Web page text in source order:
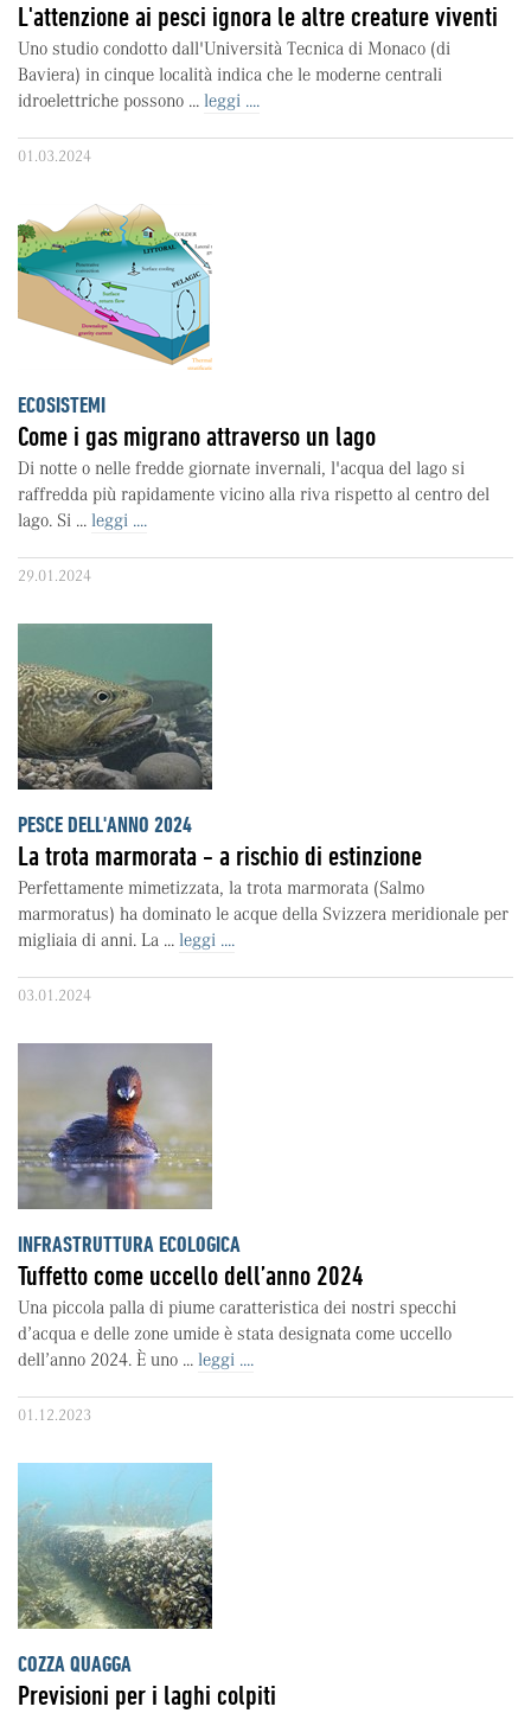
L'attenzione ai pesci ignora le altre creature viventi
Uno studio condotto dall'Università Tecnica di Monaco (di
Baviera) in cinque località indica che le moderne centrali
idroelettriche possono ... leggi ....
01.03.2024
ECOSISTEMI
Come i gas migrano attraverso un lago
Di notte o nelle fredde giornate invernali, l'acqua del lago si
raffredda più rapidamente vicino alla riva rispetto al centro del
lago. Si ... leggi ....
29.01.2024
PESCE DELL'ANNO 2024
La trota marmorata - a rischio di estinzione
Perfettamente mimetizzata, la trota marmorata (Salmo
marmoratus) ha dominato le acque della Svizzera meridionale per
migliaia di anni. La ... leggi ....
03.01.2024
INFRASTRUTTURA ECOLOGICA
Tuffetto come uccello dell’anno 2024
Una piccola palla di piume caratteristica dei nostri specchi
d’acqua e delle zone umide è stata designata come uccello
dell’anno 2024. È uno ... leggi ....
01.12.2023
COZZA QUAGGA
Previsioni per i laghi colpiti